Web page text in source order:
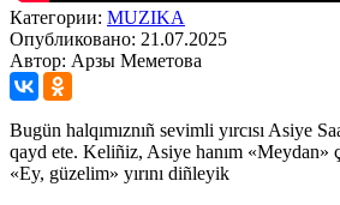
Категории: MUZIKA
Опубликовано: 21.07.2025
Автор: Арзы Меметова
Bugün halqımıznıñ sevimli yırcısı Asiye
qayd ete. Keliñiz, Asiye hanım «Meydan»
«Ey, güzelim» yırını diñleyik